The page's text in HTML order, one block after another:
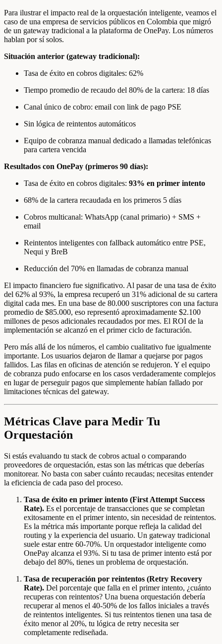
Para ilustrar el impacto real de la orquestación inteligente, veamos el
caso de una empresa de servicios públicos en Colombia que migró
de un gateway tradicional a la plataforma de OnePay. Los números
hablan por sí solos.
Situación anterior (gateway tradicional):
Tasa de éxito en cobros digitales: 62%
Tiempo promedio de recaudo del 80% de la cartera: 18 días
Canal único de cobro: email con link de pago PSE
Sin lógica de reintentos automáticos
Equipo de cobranza manual dedicado a llamadas telefónicas
para cartera vencida
Resultados con OnePay (primeros 90 días):
Tasa de éxito en cobros digitales: 93% en primer intento
68% de la cartera recaudada en los primeros 5 días
Cobros multicanal: WhatsApp (canal primario) + SMS +
email
Reintentos inteligentes con fallback automático entre PSE,
Nequi y BreB
Reducción del 70% en llamadas de cobranza manual
El impacto financiero fue significativo. Al pasar de una tasa de éxito
del 62% al 93%, la empresa recuperó un 31% adicional de su cartera
digital cada mes. En una base de 80.000 suscriptores con una factura
promedio de $85.000, eso representó aproximadamente $2.100
millones de pesos adicionales recaudados por mes. El ROI de la
implementación se alcanzó en el primer ciclo de facturación.
Pero más allá de los números, el cambio cualitativo fue igualmente
importante. Los usuarios dejaron de llamar a quejarse por pagos
fallidos. Las filas en oficinas de atención se redujeron. Y el equipo
de cobranza pudo enfocarse en los casos verdaderamente complejos
en lugar de perseguir pagos que simplemente habían fallado por
limitaciones técnicas del gateway.
Métricas Clave para Medir Tu
Orquestación
Si estás evaluando tu stack de cobros actual o comparando
proveedores de orquestación, estas son las métricas que deberías
monitorear. No basta con saber cuánto recaudas; necesitas entender
la eficiencia de cada paso del proceso.
Tasa de éxito en primer intento (First Attempt Success
Rate). Es el porcentaje de transacciones que se completan
exitosamente en el primer intento, sin necesidad de reintentos.
Es la métrica más importante porque refleja la calidad del
routing y la experiencia del usuario. Un gateway tradicional
suele estar entre 60-70%. Un orquestador inteligente como
OnePay alcanza el 93%. Si tu tasa de primer intento está por
debajo del 80%, tienes un problema de orquestación.
Tasa de recuperación por reintentos (Retry Recovery
Rate). Del porcentaje que falla en el primer intento, ¿cuánto
recuperas con reintentos? Una buena orquestación debería
recuperar al menos el 40-50% de los fallos iniciales a través
de reintentos inteligentes. Si tus reintentos tienen una tasa de
éxito menor al 20%, tu lógica de retry necesita ser
completamente rediseñada.